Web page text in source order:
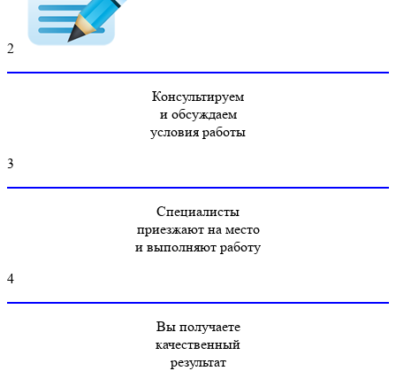
2
Консультируем
и обсуждаем
условия работы
3
Специалисты
приезжают на место
и выполняют работу
4
Вы получаете
качественный
результат